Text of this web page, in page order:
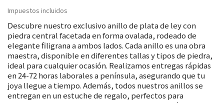
Impuestos incluidos
Descubre nuestro exclusivo anillo de plata de ley con
piedra central facetada en forma ovalada, rodeado de
elegante filigrana a ambos lados. Cada anillo es una obra
maestra, disponible en diferentes tallas y tipos de piedra,
ideal para cualquier ocasión. Realizamos entregas rápidas
en 24-72 horas laborales a península, asegurando que tu
joya llegue a tiempo. Además, todos nuestros anillos se
entregan en un estuche de regalo, perfectos para